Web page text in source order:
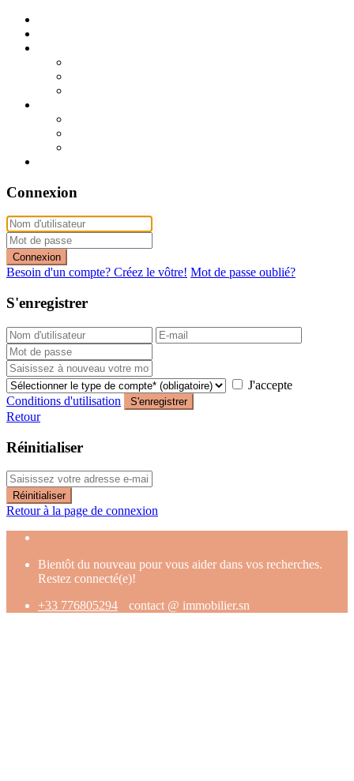
Connexion
Connexion
Besoin d'un compte? Créez le vôtre! Mot de passe oublié?
S'enregistrer
J'accepte
Conditions d'utilisation
S'enregistrer
Retour
Réinitialiser
Réinitialiser
Retour à la page de connexion
Bientôt du nouveau pour vous aider dans vos recherches.
Restez connecté(e)!
+33 776805294
contact @ immobilier.sn